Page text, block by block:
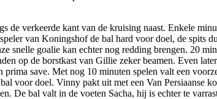
verkeerde kant van de kruising naast. Enkele
van Koningshof de bal hard voor doel, de spits
snelle goalie kan echter nog redding brengen. 20
op de borstkast van Gillie zeker beamen. Even
save. Met nog 10 minuten spelen valt een
voor doel. Vinny pakt uit met een Van Persiaanse
De bal valt in de voeten Sacha, hij is echter te